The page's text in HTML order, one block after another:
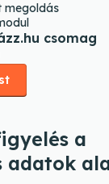
megoldás
csomag
a
adatok